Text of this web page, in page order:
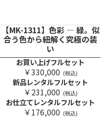
【MK-1311】色彩 ― 緑。似
合う色から紐解く究極の装
い
お買い上げフルセット
￥330,000 (税込)
新品レンタルフルセット
￥231,000 (税込)
お仕立てレンタルフルセット
￥176,000 (税込)